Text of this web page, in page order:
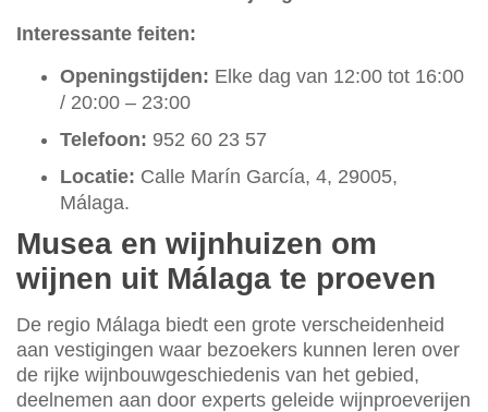
Interessante feiten:
Openingstijden: Elke dag van 12:00 tot 16:00
/ 20:00 – 23:00
Telefoon: 952 60 23 57
Locatie: Calle Marín García, 4, 29005,
Málaga.
Musea en wijnhuizen om
wijnen uit Málaga te proeven
De regio Málaga biedt een grote verscheidenheid
aan vestigingen waar bezoekers kunnen leren over
de rijke wijnbouwgeschiedenis van het gebied,
deelnemen aan door experts geleide wijnproeverijen